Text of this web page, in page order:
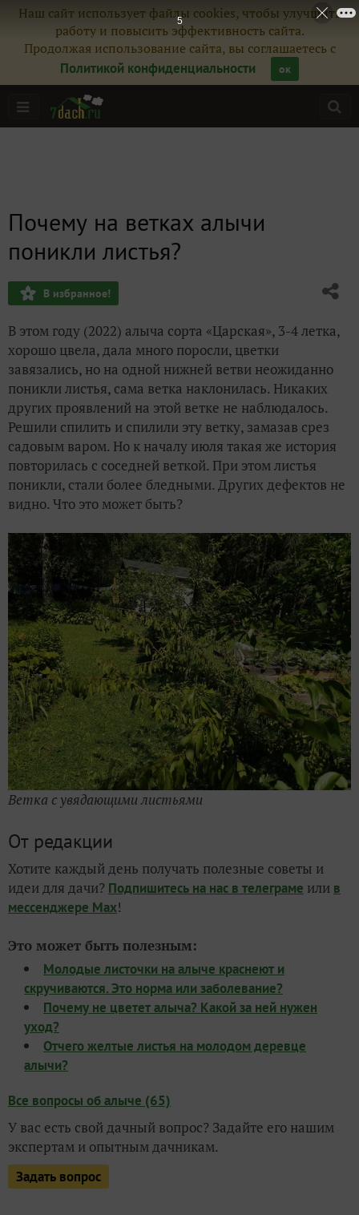
Наш сайт использует файлы cookies, чтобы улучшить
работу и повысить эффективность сайта.
Продолжая использование сайта, вы соглашаетесь с
Политикой конфиденциальности
ок
Почему на ветках алычи
поникли листья?
В избранное!
В этом году (2022) алыча сорта «Царская», 3-4 летка,
хорошо цвела, дала много поросли, цветки
завязались, но на одной нижней ветви неожиданно
поникли листья, сама ветка наклонилась. Никаких
других проявлений на этой ветке не наблюдалось.
Решили спилить и спилили эту ветку, замазав срез
садовым варом. Но к началу июля такая же история
повторилась с соседней веткой. При этом листья
поникли, стали более бледными. Других дефектов не
видно. Что это может быть?
Ветка с увядающими листьями
От редакции
Хотите каждый день получать полезные советы и
идеи для дачи? Подпишитесь на нас в телеграме или в
мессенджере Max!
Это может быть полезным:
Молодые листочки на алыче краснеют и
скручиваются. Это норма или заболевание?
Почему не цветет алыча? Какой за ней нужен
уход?
Отчего желтые листья на молодом деревце
алычи?
Все вопросы об алыче (65)
У вас есть свой дачный вопрос? Задайте его нашим
экспертам и опытным дачникам.
Задать вопрос
4